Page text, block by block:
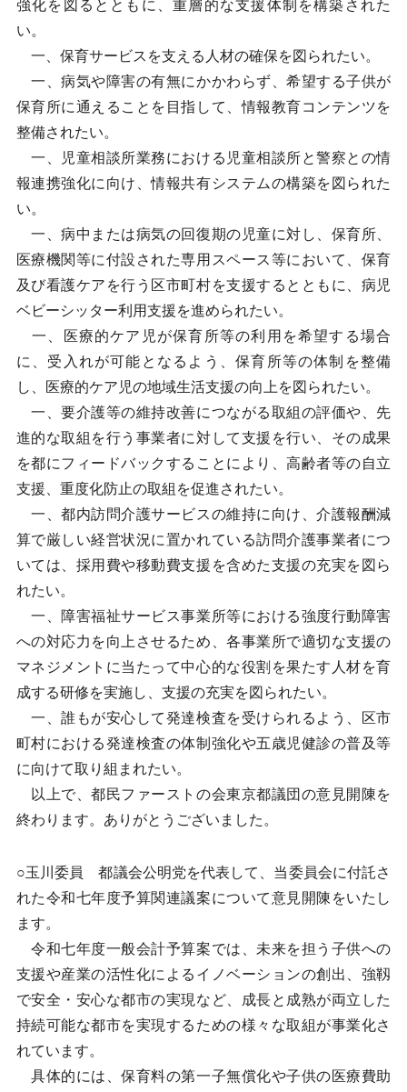
強化を図るとともに、重層的な支援体制を構築された
い。
一、保育サービスを支える人材の確保を図られたい。
一、病気や障害の有無にかかわらず、希望する子供が
保育所に通えることを目指して、情報教育コンテンツを
整備されたい。
一、児童相談所業務における児童相談所と警察との情
報連携強化に向け、情報共有システムの構築を図られた
い。
一、病中または病気の回復期の児童に対し、保育所、
医療機関等に付設された専用スペース等において、保育
及び看護ケアを行う区市町村を支援するとともに、病児
ベビーシッター利用支援を進められたい。
一、医療的ケア児が保育所等の利用を希望する場合
に、受入れが可能となるよう、保育所等の体制を整備
し、医療的ケア児の地域生活支援の向上を図られたい。
一、要介護等の維持改善につながる取組の評価や、先
進的な取組を行う事業者に対して支援を行い、その成果
を都にフィードバックすることにより、高齢者等の自立
支援、重度化防止の取組を促進されたい。
一、都内訪問介護サービスの維持に向け、介護報酬減
算で厳しい経営状況に置かれている訪問介護事業者につ
いては、採用費や移動費支援を含めた支援の充実を図ら
れたい。
一、障害福祉サービス事業所等における強度行動障害
への対応力を向上させるため、各事業所で適切な支援の
マネジメントに当たって中心的な役割を果たす人材を育
成する研修を実施し、支援の充実を図られたい。
一、誰もが安心して発達検査を受けられるよう、区市
町村における発達検査の体制強化や五歳児健診の普及等
に向けて取り組まれたい。
以上で、都民ファーストの会東京都議団の意見開陳を
終わります。ありがとうございました。
○玉川委員 都議会公明党を代表して、当委員会に付託さ
れた令和七年度予算関連議案について意見開陳をいたし
ます。
令和七年度一般会計予算案では、未来を担う子供への
支援や産業の活性化によるイノベーションの創出、強靱
で安全・安心な都市の実現など、成長と成熟が両立した
持続可能な都市を実現するための様々な取組が事業化さ
れています。
具体的には、保育料の第一子無償化や子供の医療費助